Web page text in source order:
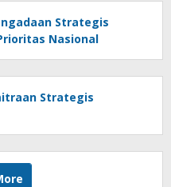
Strategis
Nasional
Strategis